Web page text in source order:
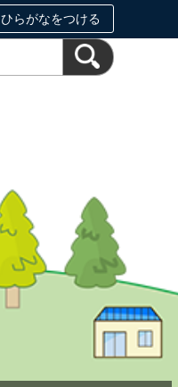
ひらがなをつける